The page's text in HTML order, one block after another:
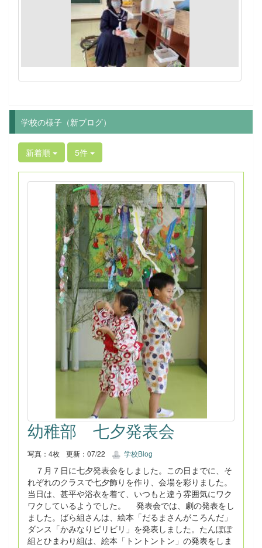
学校の様子（新ブログ）
新着順 5件
幼稚部 七夕発表会
写真：4枚 更新：07/22 学校Blog
７月７日に七夕発表会をしました。この日までに、そ
れぞれのクラスで七夕飾りを作り、会場を彩りました。
当日は、甚平や浴衣を着て、いつもと違う雰囲気にワク
ワクしているようでした。 発表会では、劇の発表をし
ました。ばら組さんは、絵本「だるまさんがころんだ」
ダンス「かみなりビリビリ」を発表しました。たんぽぽ
組とひまわり組は、絵本「トントントン」の発表をしま